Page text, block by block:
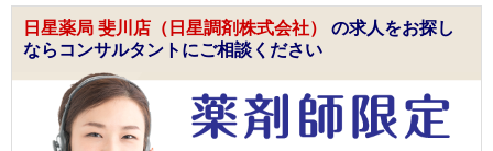
日星薬局 斐川店（日星調剤株式会社） の求人をお探し
ならコンサルタントにご相談ください